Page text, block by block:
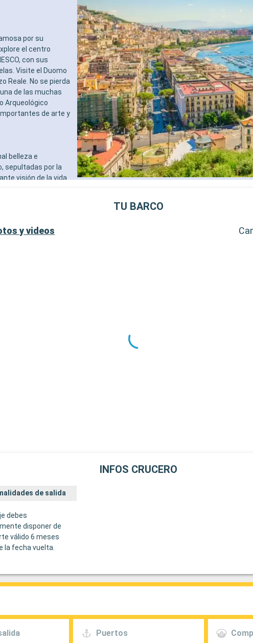
de entretenimiento para
recreativas para niños
multilingue cualificado
PRIVILEGIOS
MSC Voyagers Club
- Área de piscina
- Instalaciones deportivas
- Gimnasio equipado con
panorámicas
- Actividades de
adultos, bebés y niños
- Actividades recreativas
RELAJACIÓN Y BIENESTAR
- Acceso al exclusivo
- Amenities de relajación en
camarote (incluye
- Menú de almohadas
- Acceso al área termal
adultos)
- 40% de descuento en una
prepago de spa
- 10% de descuento en
tratamientos de spa
- Embarque prioritario y
por su
el centro
con sus
Visite el Duomo
Reale. No se pierda
de las muchas
Arqueológico
de arte y
belleza e
sepultadas por la
visión de la vida
en ferry, con
TU BARCO
y videos
INFOS CRUCERO
de salida
debes
disponer de
válido 6 meses
la fecha vuelta.
Puertos